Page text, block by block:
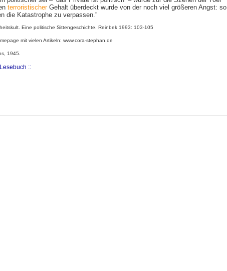
terroristischerGehalt überdeckt wurde von der noch viel größeren Angst: so
die Katastrophe zu verpassen.”
Eine politische Sittengeschichte. Reinbek 1993: 103-105
mit vielen Artikeln: www.cora-stephan.de
1945.
Lesebuch ::